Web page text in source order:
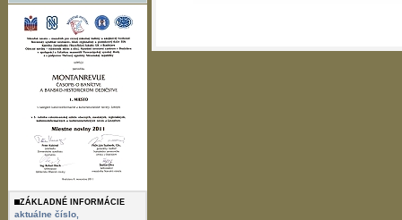
ZÁKLADNÉ INFORMÁCIE
aktuálne číslo,